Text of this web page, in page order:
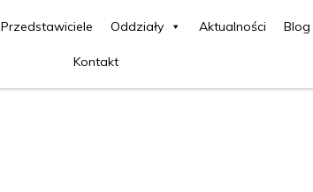
Przedstawiciele Oddziały Aktualności Blog
Kontakt